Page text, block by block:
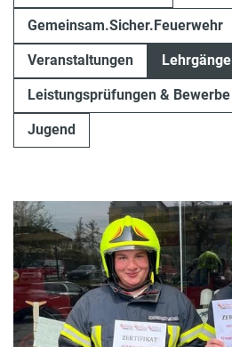
Gemeinsam.Sicher.Feuerwehr
Veranstaltungen Lehrgänge
Leistungsprüfungen & Bewerbe
Jugend